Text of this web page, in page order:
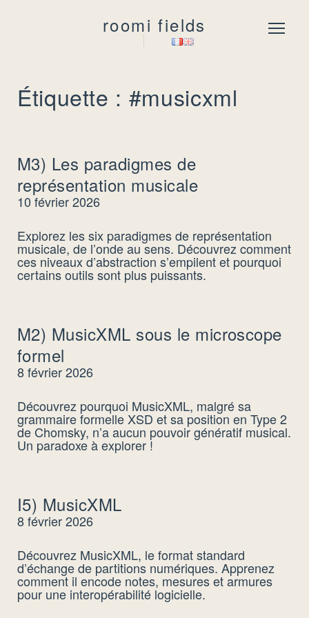
roomi fields Menu
Étiquette : #musicxml
M3) Les paradigmes de
représentation musicale
10 février 2026
Explorez les six paradigmes de représentation
musicale, de l’onde au sens. Découvrez comment
ces niveaux d’abstraction s’empilent et pourquoi
certains outils sont plus puissants.
M2) MusicXML sous le microscope
formel
8 février 2026
Découvrez pourquoi MusicXML, malgré sa
grammaire formelle XSD et sa position en Type 2
de Chomsky, n’a aucun pouvoir génératif musical.
Un paradoxe à explorer !
I5) MusicXML
8 février 2026
Découvrez MusicXML, le format standard
d’échange de partitions numériques. Apprenez
comment il encode notes, mesures et armures
pour une interopérabilité logicielle.